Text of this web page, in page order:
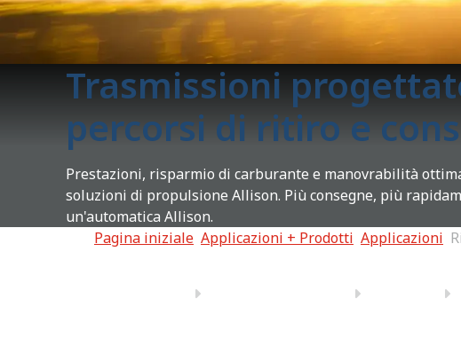
Trasmissioni
percorsi di ritiro e
Prestazioni, risparmio di carburante e manovrabilità
soluzioni di propulsione Allison. Più consegne, più
un'automatica Allison.
Pagina iniziale Applicazioni + Prodotti Applicazioni